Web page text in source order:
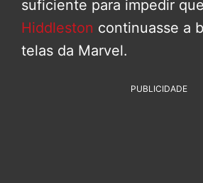
suficiente para impedir que
Hiddleston continuasse a
telas da Marvel.
PUBLICIDADE